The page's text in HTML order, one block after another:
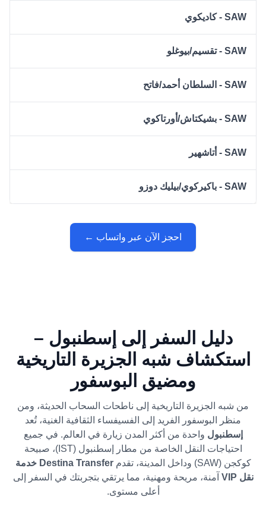
SAW - كاديكوي
SAW - تقسيم/بيوغلو
SAW - السلطان أحمد/فاتح
SAW - بشيكتاش/أورتاكوي
SAW - أتاشهير
SAW - باكيركوي/بيليك دوزو
احجز الآن عبر واتساب ←
دليل السفر إلى إسطنبول –
استكشاف شبه الجزيرة التاريخية
ومضيق البوسفور
من شبه الجزيرة التاريخية إلى ناطحات السحاب الحديثة، ومن
منظر البوسفور الفريد إلى الفسيفساء الثقافية الغنية، تُعد
إسطنبول واحدة من أكثر المدن زيارة في العالم. في جميع
احتياجات النقل الخاصة من مطار إسطنبول (IST)، صبيحة
كوكجن (SAW) وداخل المدينة، تقدم
Destina Transfer خدمة
نقل VIP
آمنة، مريحة ومهنية، مما يرتقي بتجربتك في السفر إلى
أعلى مستوى.